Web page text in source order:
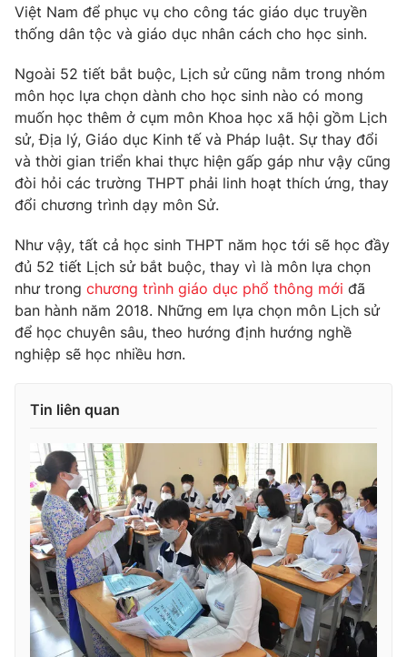
VTV Sức khoẻ Bất động sản
Thị trường 24h Tấm lòng Việt
VTV4 Vươn mình bằng AI
VTV9 VTV8
Liên hệ tòa soạn English
THỜI BÁO VTV
Theo dõi báo trên
Cơ quan chủ quản:Đài Truyền hình Việt Nam
Cơ quan báo chí:Thời báo VTV
Giấy phép hoạt động báo in và báo điện tử số 483/GP-BTTTT
cấp ngày 29/12/2023
Tổng Biên tập:Vũ Thanh Thủy
Phó Tổng Biên tập:Nguyễn Thị Mỹ Hạnh, Phạm Quốc Thắng,
Nguyễn Trọng Ninh
Tổng đài VTV:024.38 355 931 - 024.38 355 932
Việt Nam để phục vụ cho công tác giáo dục truyền
thống dân tộc và giáo dục nhân cách cho học sinh.
Ngoài 52 tiết bắt buộc, Lịch sử cũng nằm trong nhóm
môn học lựa chọn dành cho học sinh nào có mong
muốn học thêm ở cụm môn Khoa học xã hội gồm Lịch
sử, Địa lý, Giáo dục Kinh tế và Pháp luật. Sự thay đổi
và thời gian triển khai thực hiện gấp gáp như vậy cũng
đòi hỏi các trường THPT phải linh hoạt thích ứng, thay
đổi chương trình dạy môn Sử.
Như vậy, tất cả học sinh THPT năm học tới sẽ học đầy
đủ 52 tiết Lịch sử bắt buộc, thay vì là môn lựa chọn
như trong chương trình giáo dục phổ thông mới đã
ban hành năm 2018. Những em lựa chọn môn Lịch sử
để học chuyên sâu, theo hướng định hướng nghề
nghiệp sẽ học nhiều hơn.
Tin liên quan